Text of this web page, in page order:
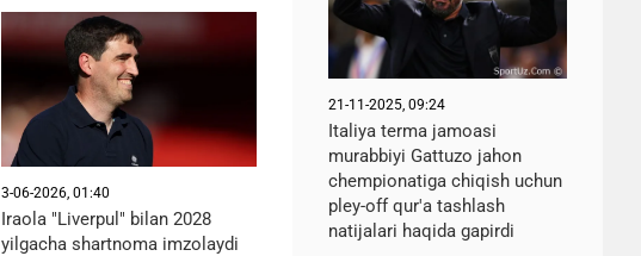
3-06-2026, 01:40
Iraola "Liverpul" bilan 2028
yilgacha shartnoma imzolaydi
21-11-2025, 09:24
Italiya terma jamoasi
murabbiyi Gattuzo jahon
chempionatiga chiqish uchun
pley-off qur'a tashlash
natijalari haqida gapirdi